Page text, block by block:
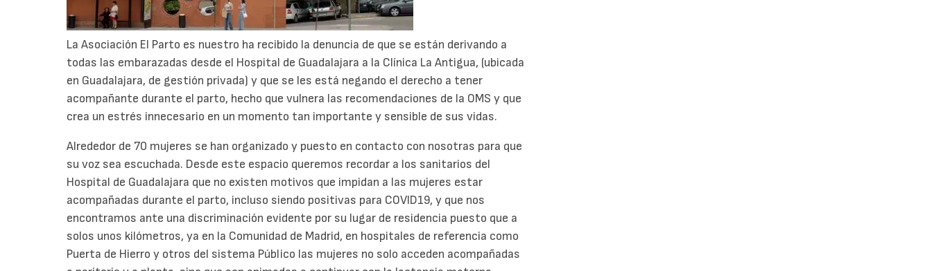
La Asociación El Parto es nuestro ha recibido la denuncia de que se están derivando a
todas las embarazadas desde el Hospital de Guadalajara a la Clínica La Antigua, (ubicada
en Guadalajara, de gestión privada) y que se les está negando el derecho a tener
acompañante durante el parto, hecho que vulnera las recomendaciones de la OMS y que
crea un estrés innecesario en un momento tan importante y sensible de sus vidas.
Alrededor de 70 mujeres se han organizado y puesto en contacto con nosotras para que
su voz sea escuchada. Desde este espacio queremos recordar a los sanitarios del
Hospital de Guadalajara que no existen motivos que impidan a las mujeres estar
acompañadas durante el parto, incluso siendo positivas para COVID19, y que nos
encontramos ante una discriminación evidente por su lugar de residencia puesto que a
solos unos kilómetros, ya en la Comunidad de Madrid, en hospitales de referencia como
Puerta de Hierro y otros del sistema Público las mujeres no solo acceden acompañadas